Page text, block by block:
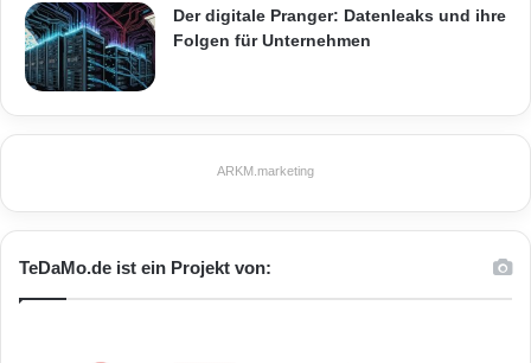
Samsungs neuer Bildsensor S5K3P3 wird
Mobilgeräteherstellern bereits heute zur
Generation angeboten.
Quelle: ots
Der digitale Pranger: Datenleaks und ihre
Folgen für Unternehmen
ARKM.marketing
TeDaMo.de ist ein Projekt von: